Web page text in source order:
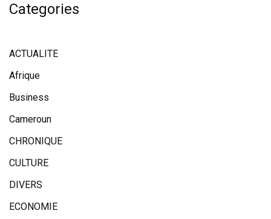
Categories
ACTUALITE
Afrique
Business
Cameroun
CHRONIQUE
CULTURE
DIVERS
ECONOMIE